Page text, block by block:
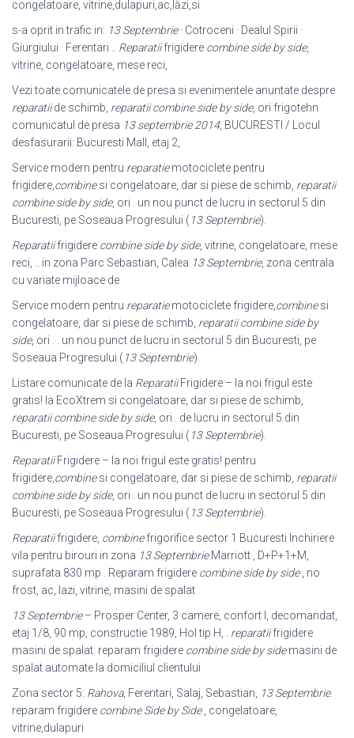
congelatoare, vitrine,dulapuri,ac,lăzi,si
s-a oprit in trafic in: 13 Septembrie· Cotroceni · Dealul Spirii ·
Giurgiului · Ferentari .. Reparatiifrigidere combine side by side,
vitrine, congelatoare, mese reci,
Vezi toate comunicatele de presa si evenimentele anuntate despre
reparatiide schimb, reparatii combine side by side, ori frigotehn
comunicatul de presa 13 septembrie 2014, BUCURESTI / Locul
desfasurarii: Bucuresti Mall, etaj 2,
Service modern pentru reparatiemotociclete pentru
frigidere, combinesi congelatoare, dar si piese de schimb, reparatii
combine side by side, ori . un nou punct de lucru in sectorul 5 din
Bucuresti, pe Soseaua Progresului ( 13 Septembrie).
Reparatiifrigidere combine side by side, vitrine, congelatoare, mese
reci, .. in zona Parc Sebastian, Calea 13 Septembrie, zona centrala
cu variate mijloace de
Service modern pentru reparatiemotociclete frigidere, combinesi
congelatoare , dar si piese de schimb, reparatii combine side by
side, ori . . un nou punct de lucru in sectorul 5 din Bucuresti, pe
Soseaua Progresului ( 13 Septembrie).
Listare comunicate de la ReparatiiFrigidere – la noi frigul este
gratis! la EcoXtrem si congelatoare, dar si piese de schimb,
reparatii combine side by side, ori . de lucru in sectorul 5 din
Bucuresti, pe Soseaua Progresului ( 13 Septembrie).
ReparatiiFrigidere – la noi frigul este gratis! pentru
frigidere, combinesi congelatoare, dar si piese de schimb, reparatii
combine side by side, ori . un nou punct de lucru in sectorul 5 din
Bucuresti, pe Soseaua Progresului ( 13 Septembrie).
Reparatiifrigidere, combinefrigorifice sector 1 Bucuresti Inchiriere
vila pentru birouri in zona 13 SeptembrieMarriott , D+P+1+M,
suprafata 830 mp . Reparam frigidere combine side by side, no
frost, ac, lazi, vitrine, masini de spalat
13 Septembrie– Prosper Center, 3 camere, confort I, decomandat,
etaj 1/8, 90 mp , constructie 1989, Hol tip H, . reparatiifrigidere
masini de spalat. reparam frigidere combine side by sidemasini de
spalat automate la domiciliul clientului
Zona sector 5: Rahova, Ferentari, Salaj, Sebastian, 13 Septembrie.
reparam frigidere combine Side by Side, congelatoare,
vitrine,dulapuri